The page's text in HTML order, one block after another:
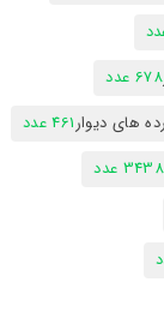
678 عدد
های دیوار461 عدد
3438 عدد